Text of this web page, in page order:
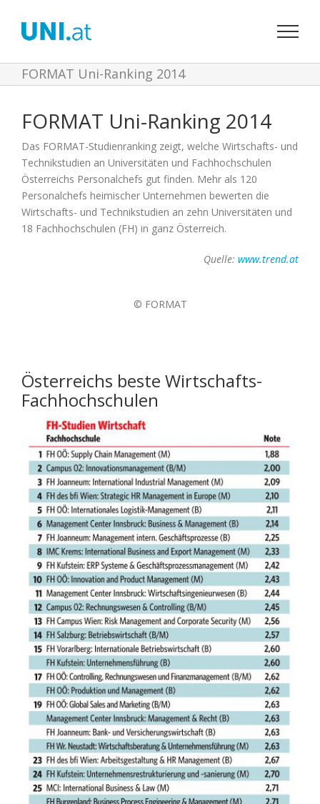
Inhalt
springen
FORMAT Uni-Ranking 2014
FORMAT Uni-Ranking 2014
Das FORMAT-Studienranking zeigt, welche Wirtschafts- und
Technikstudien an Universitäten und Fachhochschulen
Österreichs Personalchefs gut finden. Mehr als 120
Personalchefs heimischer Unternehmen bewerten die
Wirtschafts- und Technikstudien an zehn Universitäten und
18 Fachhochschulen (FH) in ganz Österreich.
Quelle: www.trend.at
© FORMAT
Österreichs beste Wirtschafts-
Fachhochschulen